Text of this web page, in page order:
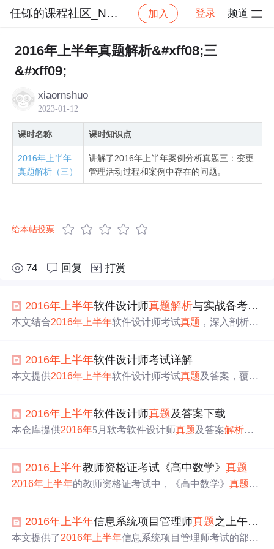
任铄的课程社区_NO_1 加入 登录 频道
社区 任铄的课程社区_NO_1 2023软考系统集成
2016年上半年真题解析&#xff08;三
&#xff09;
xiaornshuo
2023-01-12
课时名称 课时知识点
2016年上半年
真题解析（三）
讲解了2016年上半年案例分析真题三：变更
管理活动过程和案例中存在的问题。
给本帖投票
74 回复 打赏
2016年 上半年软件设计师真题解析与实战备考资料（上午+下午）
本文结合2016年 上半年软件设计师考试真题 ，深入剖析编
构建完整的知识体系，提升解题能力和工程素养，实现从
业务编码到系统设计的认知跃迁。
2016年 上半年软件设计师考试详解
本文提供2016年 上半年软件设计师考试真题及答案，覆盖
阐述下午题实战技巧，还涉及编程语言、系统设计、文档
编写及软件测试等内容，助考生提升应试能力。
2016年上半年软件设计师真题及答案下载
本仓库提供2016年5月软考软件设计师真题及答案解析的P
器打开查看，备考可结合教材资料，注意勿用于商业，妥
善保管。
2016上半年教师资格证考试《高中数学》真题
2016年 上半年的教师资格证考试中，《高中数学》真题包
2016年上半年信息系统项目管理师真题之上午题小虎趣味解答第16-20题
本文提供了2016年上半年信息系统项目管理师考试的部分